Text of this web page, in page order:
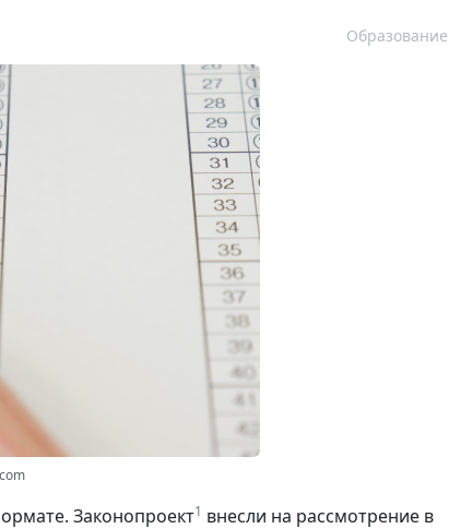
Образование
Законопроект1 внесли на рассмотрение в